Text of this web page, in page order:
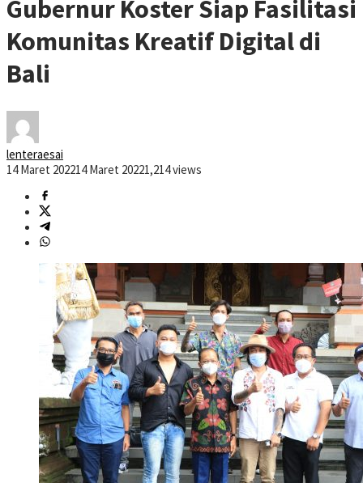
Gubernur Koster Siap Fasilitasi
Komunitas Kreatif Digital di
Bali
lenteraesai
14 Maret 202214 Maret 20221,214 views